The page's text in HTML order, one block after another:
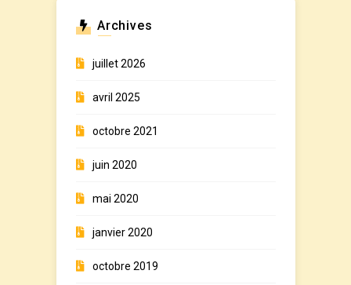
Archives
juillet 2026
avril 2025
octobre 2021
juin 2020
mai 2020
janvier 2020
octobre 2019